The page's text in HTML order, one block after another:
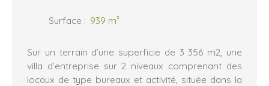
Surface : 939 m²
Sur un terrain d’une superficie de 3 356 m2, une
villa d’entreprise sur 2 niveaux comprenant des
locaux de type bureaux et activité, située dans la